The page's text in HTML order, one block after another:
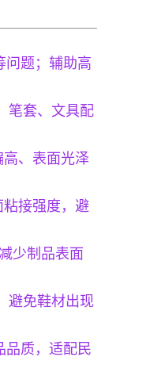
问题；辅助高
笔套、文具配
、表面光泽
粘接强度，避
少制品表面
避免鞋材出现
品质，适配民